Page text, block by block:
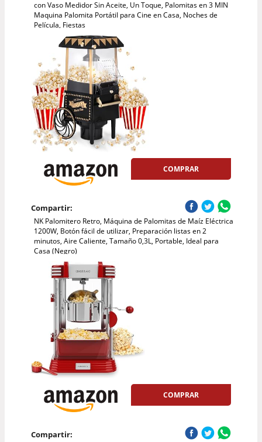
con Vaso Medidor Sin Aceite, Un Toque, Palomitas en 3 MIN
Maquina Palomita Portátil para Cine en Casa, Noches de
Película, Fiestas
COMPRAR
Compartir:
NK Palomitero Retro, Máquina de Palomitas de Maíz Eléctrica
1200W, Botón fácil de utilizar, Preparación listas en 2
minutos, Aire Caliente, Tamaño 0,3L, Portable, Ideal para
Casa (Negro)
COMPRAR
Compartir: